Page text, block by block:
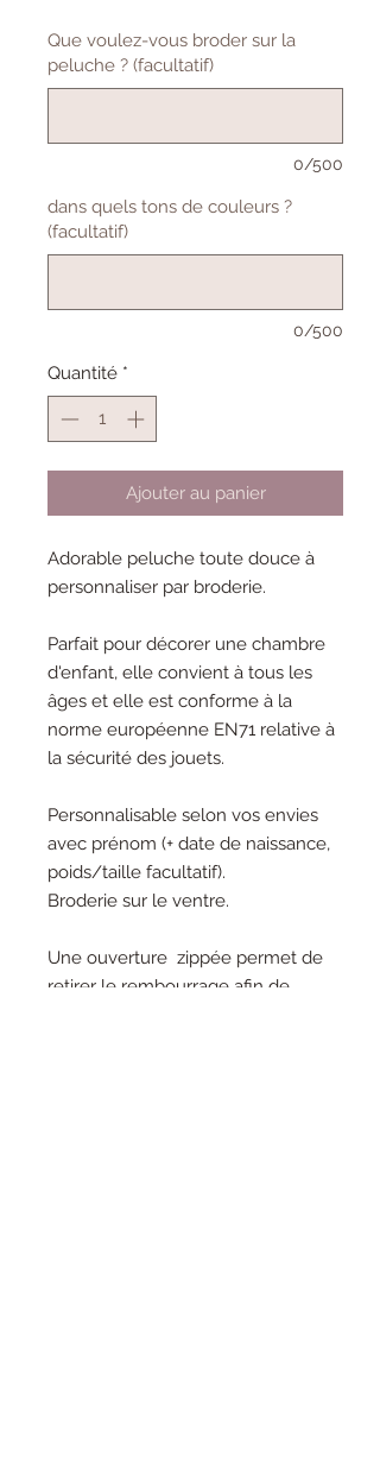
Que voulez-vous broder sur la
peluche ? (facultatif)
0/500
dans quels tons de couleurs ?
(facultatif)
0/500
Quantité *
Ajouter au panier
Adorable peluche toute douce à
personnaliser par broderie.
Parfait pour décorer une chambre
d'enfant, elle convient à tous les
âges et elle est conforme à la
norme européenne EN71 relative à
la sécurité des jouets.
Personnalisable selon vos envies
avec prénom (+ date de naissance,
poids/taille facultatif).
Broderie sur le ventre.
Une ouverture zippée permet de
retirer le rembourrage afin de